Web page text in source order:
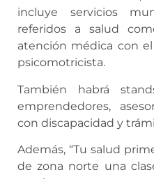
incluye servicios
referidos a salud
atención médica con
psicomotricista.
También habrá
emprendedores,
con discapacidad y
Además, “Tu salud
de zona norte una